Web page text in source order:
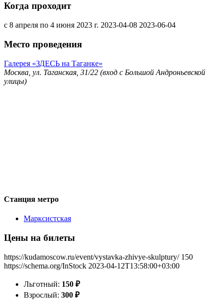
Когда проходит
с 8 апреля по 4 июня 2023 г. 2023-04-08 2023-06-04
Место проведения
Галерея «ЗДЕСЬ на Таганке»
Москва, ул. Таганская, 31/22 (вход с Большой Андроньевской
улицы)
Станция метро
Марксистская
Цены на билеты
https://kudamoscow.ru/event/vystavka-zhivye-skulptury/ 150
https://schema.org/InStock 2023-04-12T13:58:00+03:00
Льготный: 150 ₽
Взрослый: 300 ₽